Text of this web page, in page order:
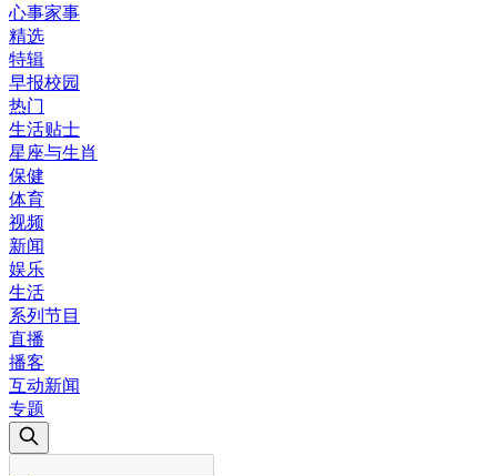
心事家事
精选
特辑
早报校园
热门
生活贴士
星座与生肖
保健
体育
视频
新闻
娱乐
生活
系列节目
直播
播客
互动新闻
专题